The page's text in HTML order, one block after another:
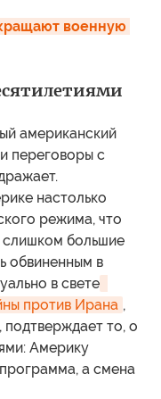
военную
американский
переговоры с
настолько
режима, что
слишком большие
обвиненным в
в свете
против Ирана ,
подтверждает то, о
Америку
а смена